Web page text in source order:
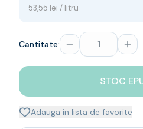
Spumante
Sampanie
Single malt
Japanese
Bourbon
53,55 lei / litru
Cantitate:
STOC
Adauga in lista de favorite